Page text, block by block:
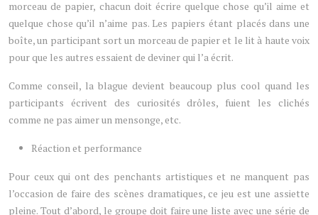
morceau de papier, chacun doit écrire quelque chose qu’il aime et
quelque chose qu’il n’aime pas. Les papiers étant placés dans une
boîte, un participant sort un morceau de papier et le lit à haute voix
pour que les autres essaient de deviner qui l’a écrit.
Comme conseil, la blague devient beaucoup plus cool quand les
participants écrivent des curiosités drôles, fuient les clichés
comme ne pas aimer un mensonge, etc.
Réaction et performance
Pour ceux qui ont des penchants artistiques et ne manquent pas
l’occasion de faire des scènes dramatiques, ce jeu est une assiette
pleine. Tout d’abord, le groupe doit faire une liste avec une série de